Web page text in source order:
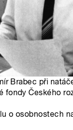
Brabec při
fondy Českého
o osobnostech